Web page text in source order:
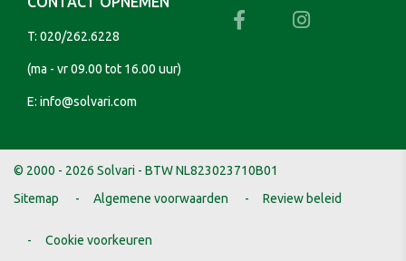
T: 020/262.6228
(ma - vr 09.00 tot 16.00 uur)
E: info@solvari.com
© 2000 - 2026 Solvari - BTW NL823023710B01
Sitemap
Algemene voorwaarden Review beleid
Cookie voorkeuren